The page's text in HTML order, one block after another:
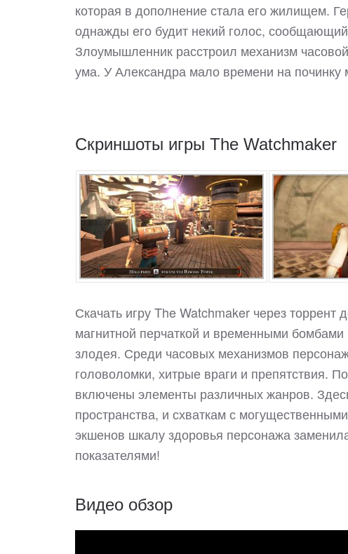
которая в дополнение стала его жилищем.
однажды его будит некий голос,
Злоумышленник расстроил механизм
ума. У Александра мало времени на починку
Скриншоты игры The Watchmaker
Скачать игру The Watchmaker через торрент
магнитной перчаткой и временными
злодея. Среди часовых механизмов
головоломки, хитрые враги и препятствия.
включены элементы различных жанров.
пространства, и схваткам с
экшенов шкалу здоровья персонажа
показателями!
Видео обзор